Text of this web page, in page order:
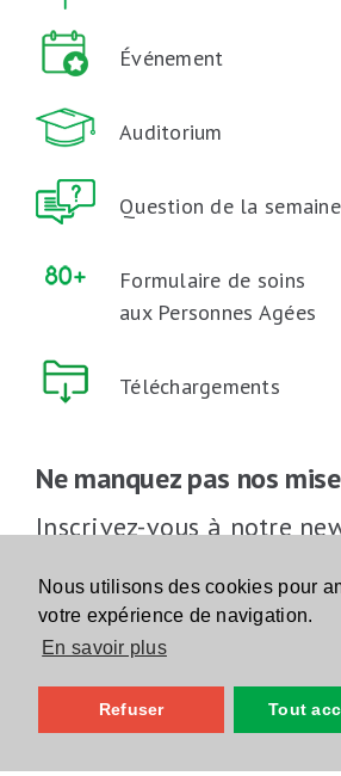
Nous utilisons des cookies pour
votre expérience de navigation.
En savoir plus
Refuser Tout
Événement
Auditorium
Question de la semaine
Formulaire de soins
aux Personnes Agées
Téléchargements
Ne manquez pas nos
Inscrivez-vous à notre
Inscrivez-vous
Suivez-nous sur les